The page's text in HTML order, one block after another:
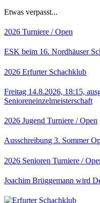
Etwas verpasst...
2026 Turniere / Open
ESK beim 16. Nordhäuser
2026 Erfurter Schachklub
Freitag 14.8.2026, 18:15,
Senioreneinzelmeisterschaft
2026 Jugend Turniere / Open
Ausschreibung 3. Sommer
2026 Senioren Turniere /
Joachim Brüggemann wird